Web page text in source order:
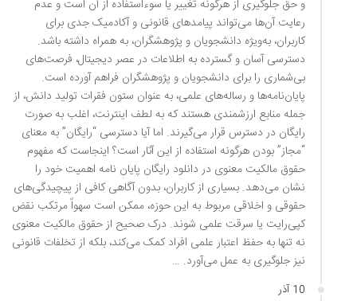
و حق جلوگیری از هرگونه تغییر یا سوءاستفاده از آن است و عدم
رعایت آن‌ها می‌تواند پیامدهای قانونی و آکادمیک جدی برای
کاربران، به‌ویژه دانشجویان و پژوهشگران، به همراه داشته باشد.
دسترسی آسان و گسترده به اطلاعات در عصر دیجیتال، فرصت‌های
بی‌شماری را برای دانشجویان و پژوهشگران فراهم آورده است.
پایان‌نامه‌ها و رساله‌های علمی، به عنوان ستون فقرات تولید دانش، از
جمله منابع ارزشمندی هستند که به لطف اینترنت، اغلب به صورت
رایگان در دسترس قرار می‌گیرند. اما آیا دسترسی “رایگان” به معنای
“مجاز” بودن هرگونه استفاده از این آثار است؟ اینجاست که مفهوم
حقوق مالکیت معنوی در دانلود رایگان پایان نامه اهمیت خود را
نشان می‌دهد. بسیاری از کاربران، بدون آگاهی کافی از پیچیدگی‌های
حقوقی و اخلاقی مربوط به این حوزه، ممکن است سهواً مرتکب نقض
کپی‌رایت یا سرقت علمی شوند. درک صحیح از حقوق مالکیت معنوی
نه تنها به حفظ اعتبار علمی افراد کمک می‌کند، بلکه از تخلفات قانونی
نیز جلوگیری به عمل می‌آورد. …
10 آذر